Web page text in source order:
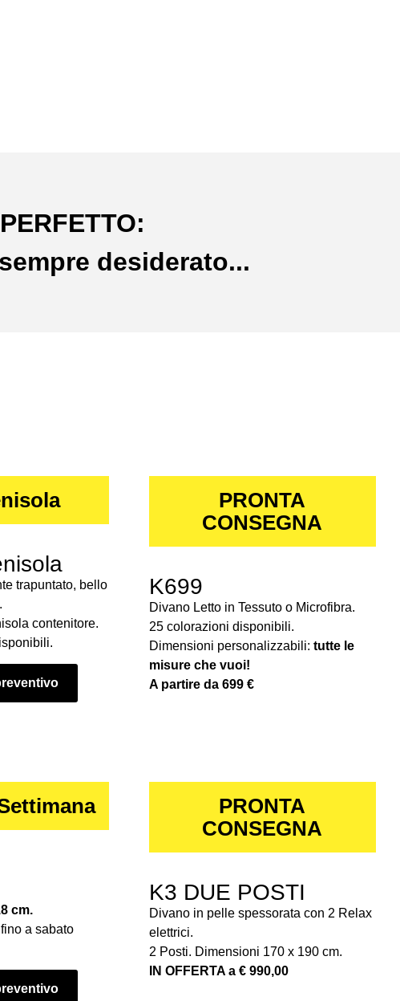
desiderato...
trapuntato, bello
contenitore.
PRONTA
CONSEGNA
K699
Divano Letto in Tessuto o Microfibra.
25 colorazioni disponibili.
Dimensioni personalizzabili: tutte le
misure che vuoi!
A partire da 699 €
cm.
a sabato
PRONTA
CONSEGNA
K3 DUE POSTI
Divano in pelle spessorata con 2 Relax
elettrici.
2 Posti. Dimensioni 170 x 190 cm.
IN OFFERTA a € 990,00